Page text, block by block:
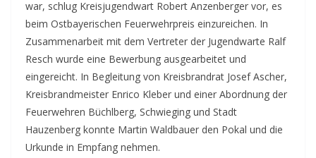
war, schlug Kreisjugendwart Robert Anzenberger vor, es
beim Ostbayerischen Feuerwehrpreis einzureichen. In
Zusammenarbeit mit dem Vertreter der Jugendwarte Ralf
Resch wurde eine Bewerbung ausgearbeitet und
eingereicht. In Begleitung von Kreisbrandrat Josef Ascher,
Kreisbrandmeister Enrico Kleber und einer Abordnung der
Feuerwehren Büchlberg, Schwieging und Stadt
Hauzenberg konnte Martin Waldbauer den Pokal und die
Urkunde in Empfang nehmen.